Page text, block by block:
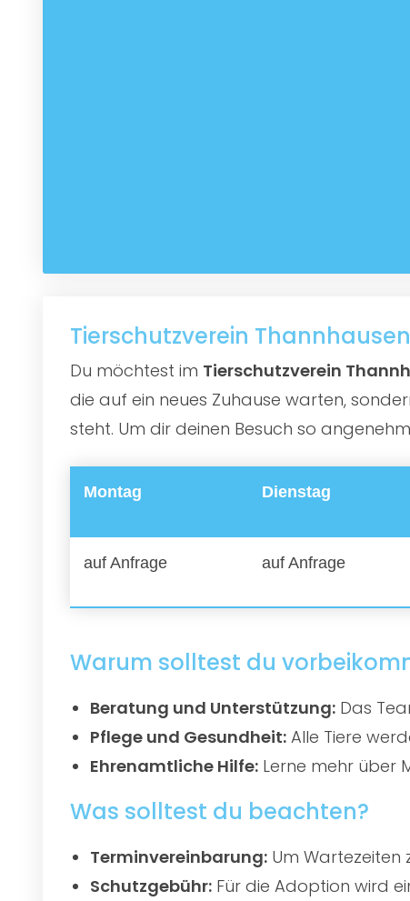
Tierschutzverein
Du möchtest im Tierschutzverein
die auf ein neues Zuhause warten,
steht. Um dir deinen Besuch so
Montag Dienstag
auf Anfrage auf Anfrage
Warum solltest du
Beratung und Unterstützung: Das
Pflege und Gesundheit: Alle Tiere
Ehrenamtliche Hilfe: Lerne mehr über
Was solltest du beachten?
Terminvereinbarung: Um Wartezeiten
Schutzgebühr: Für die Adoption wird